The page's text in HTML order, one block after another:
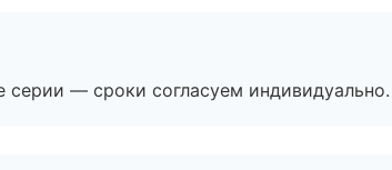
— сроки согласуем индивидуально.